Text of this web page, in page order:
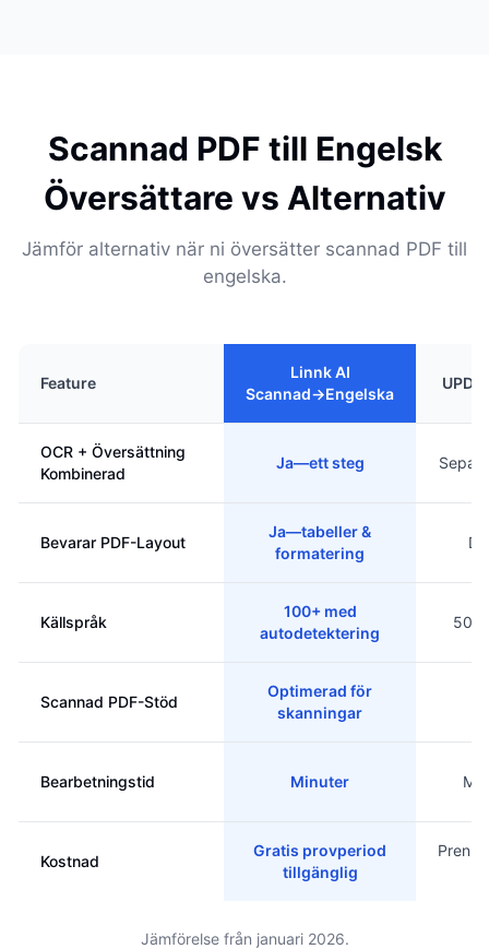
Scannad PDF till Engelsk
Översättare vs Alternativ
Jämför alternativ när ni översätter scannad PDF till
engelska.
Feature
Linnk AI
Scannad→Engelska
UPDF
OCR + Översättning
Kombinerad
Ja—ett steg
Bevarar PDF-Layout
Ja—tabeller &
formatering
Källspråk
100+ med
autodetektering
50+
Scannad PDF-Stöd
Optimerad för
skanningar
Bearbetningstid Minuter
Kostnad
Gratis provperiod
tillgänglig
Jämförelse från januari 2026.